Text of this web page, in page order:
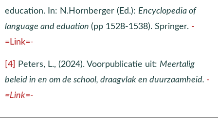
education. In: N.Hornberger (Ed.): Encyclopedia of
language and eduation (pp 1528-1538). Springer. -
=Link=-
[4] Peters, L., (2024). Voorpublicatie uit: Meertalig
beleid in en om de school, draagvlak en duurzaamheid. -
=Link=-